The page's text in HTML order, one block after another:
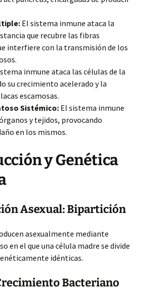
El sistema inmune ataca la
que recubre las fibras
interfiere con la transmisión de los
inmune ataca las células de la
su crecimiento acelerado y la
escamosas.
Sistémico: El sistema inmune
y tejidos, provocando
en los mismos.
y Genética
Asexual: Bipartición
asexualmente mediante
en el que una célula madre se divide
idénticas.
Bacteriano